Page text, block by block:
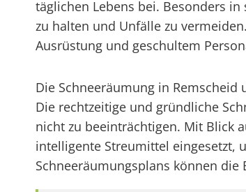
täglichen Lebens bei. Besonders
zu halten und Unfälle zu
Ausrüstung und geschultem
Die Schneeräumung in
Die rechtzeitige und gründliche
nicht zu beeinträchtigen. Mit Blick
intelligente Streumittel eingesetzt,
Schneeräumungsplans können